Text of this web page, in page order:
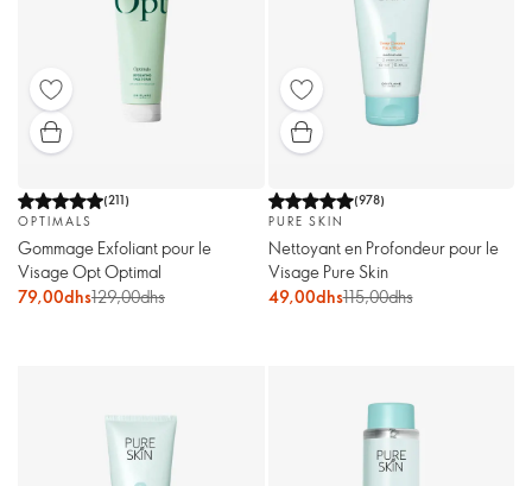
(211)
OPTIMALS
Gommage Exfoliant pour le
Visage Opt Optimal
79,00dhs129,00dhs
(978)
PURE SKIN
Nettoyant en Profondeur pour le
Visage Pure Skin
49,00dhs115,00dhs